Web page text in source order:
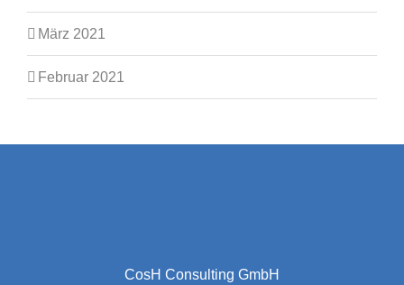
März 2021
Februar 2021
CosH Consulting GmbH